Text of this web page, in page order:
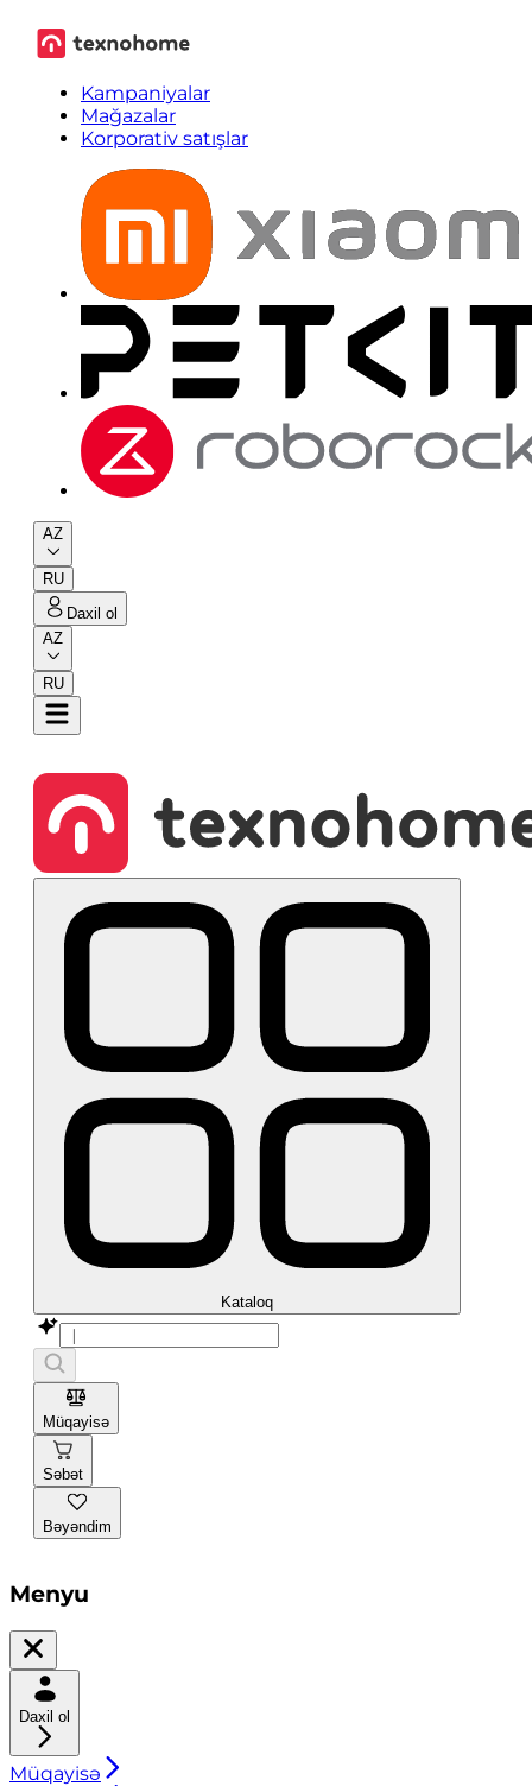
Kampaniyalar
Mağazalar
Korporativ satışlar
AZ
RU
Daxil ol
AZ
RU
Kataloq
Müqayisə
Səbət
Bəyəndim
Menyu
Daxil ol
Müqayisə